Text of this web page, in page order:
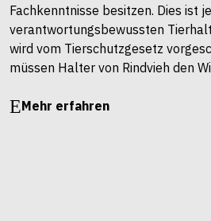
Fachkenntnisse besitzen. Dies ist
verantwortungsbewussten
wird vom Tierschutzgesetz
müssen Halter von Rindvieh den
Mehr erfahren